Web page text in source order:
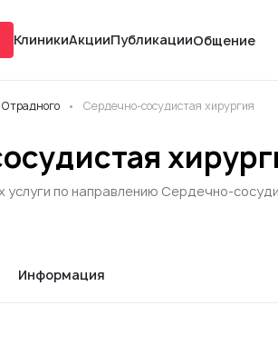
КлиникиАкцииПубликацииОбщение
Сердечно-сосудистая хирургия
по направлению Сердечно-
Информация